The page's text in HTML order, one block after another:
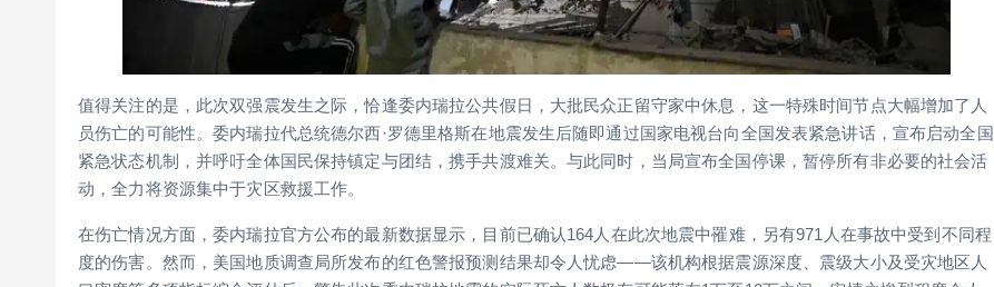
值得关注的是，此次双强震发生之际，恰逢委内瑞拉公共假日，大批民众正留守家中休息，这一特殊时间节点大幅增加了人
员伤亡的可能性。委内瑞拉代总统德尔西·罗德里格斯在地震发生后随即通过国家电视台向全国发表紧急讲话，宣布启动全国
紧急状态机制，并呼吁全体国民保持镇定与团结，携手共渡难关。与此同时，当局宣布全国停课，暂停所有非必要的社会活
动，全力将资源集中于灾区救援工作。
在伤亡情况方面，委内瑞拉官方公布的最新数据显示，目前已确认164人在此次地震中罹难，另有971人在事故中受到不同程
度的伤害。然而，美国地质调查局所发布的红色警报预测结果却令人忧虑——该机构根据震源深度、震级大小及受灾地区人